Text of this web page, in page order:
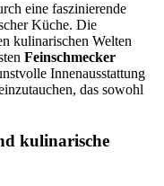
eine faszinierende
Küche. Die
kulinarischen Welten
Feinschmecker
Innenausstattung
das sowohl
kulinarische